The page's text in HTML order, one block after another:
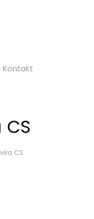
Kontakt
CS